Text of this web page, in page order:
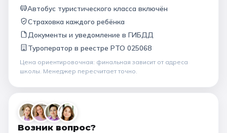
Автобус туристического класса включён
Страховка каждого ребёнка
Документы и уведомление в ГИБДД
Туроператор в реестре РТО 025068
Цена ориентировочная: финальная зависит от адреса
школы . Менеджер пересчитает точно.
Возник вопрос?